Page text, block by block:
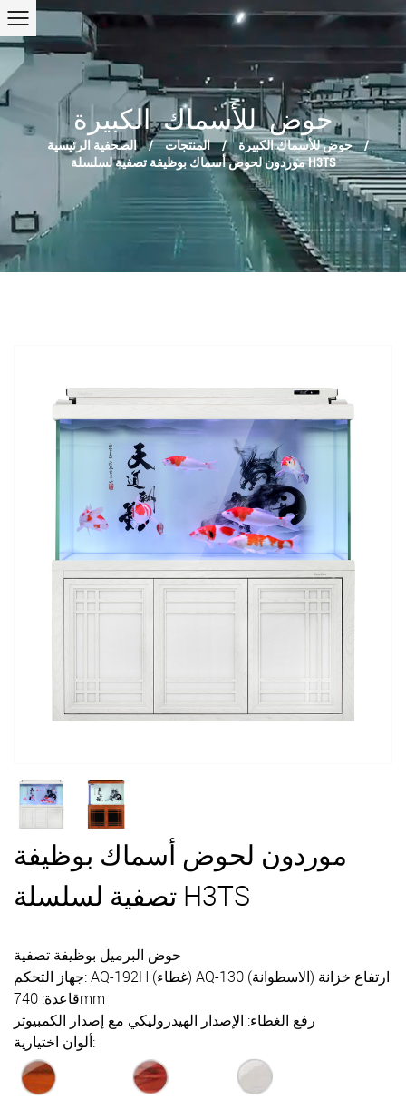
حوض للأسماك الكبيرة
الصحفية الرئيسية / المنتجات / حوض للأسماك الكبيرة /
موردون لحوض أسماك بوظيفة تصفية لسلسلة H3TS
موردون لحوض أسماك بوظيفة
تصفية لسلسلة H3TS
حوض البرميل بوظيفة تصفية
جهاز التحكم: AQ-192H (غطاء) AQ-130 (الاسطوانة) ارتفاع خزانة
قاعدة: 740mm
رفع الغطاء: الإصدار الهيدروليكي مع إصدار الكمبيوتر
ألوان اختيارية: